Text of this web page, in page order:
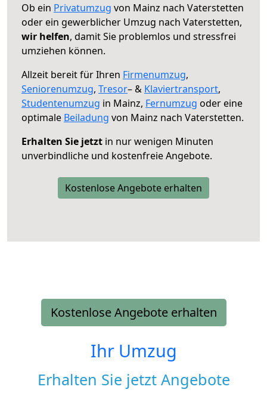
Ob ein Privatumzug von Mainz nach Vaterstetten
oder ein gewerblicher Umzug nach Vaterstetten,
wir helfen, damit Sie problemlos und stressfrei
umziehen können.
Allzeit bereit für Ihren Firmenumzug,
Seniorenumzug, Tresor– & Klaviertransport,
Studentenumzug in Mainz, Fernumzug oder eine
optimale Beiladung von Mainz nach Vaterstetten.
Erhalten Sie jetzt in nur wenigen Minuten
unverbindliche und kostenfreie Angebote.
Kostenlose Angebote erhalten
Kostenlose Angebote erhalten
Ihr Umzug
Erhalten Sie jetzt Angebote